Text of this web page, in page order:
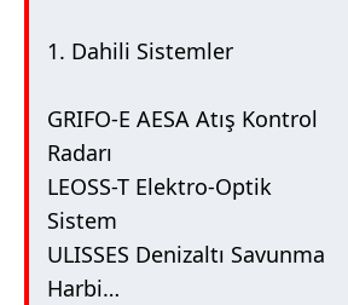
1. Dahili Sistemler
GRIFO-E AESA Atış Kontrol
Radarı
LEOSS-T Elektro-Optik
Sistem
ULISSES Denizaltı Savunma
Harbi…